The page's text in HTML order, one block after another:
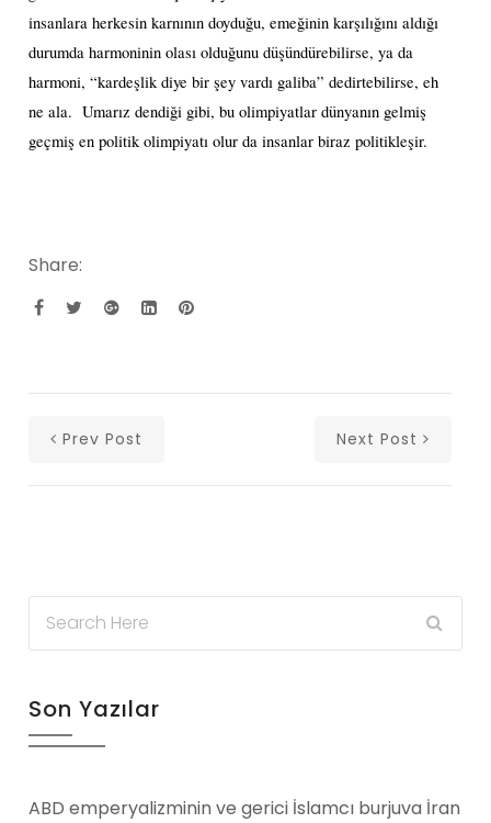
insanlara herkesin karnının doyduğu, emeğinin karşılığını aldığı
durumda harmoninin olası olduğunu düşündürebilirse, ya da
harmoni, “kardeşlik diye bir şey vardı galiba” dedirtebilirse, eh
ne ala. Umarız dendiği gibi, bu olimpiyatlar dünyanın gelmiş
geçmiş en politik olimpiyatı olur da insanlar biraz politikleşir.
Share:
Prev Post Next Post
Son Yazılar
ABD emperyalizminin ve gerici İslamcı burjuva İran